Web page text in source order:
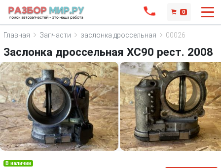
0
Главная Запчасти заслонка дроссельная 00026
Заслонка дроссельная XC90 рест. 2008
В наличии